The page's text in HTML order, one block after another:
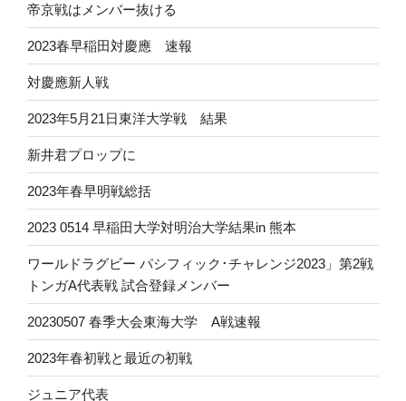
帝京戦はメンバー抜ける
2023春早稲田対慶應 速報
対慶應新人戦
2023年5月21日東洋大学戦 結果
新井君プロップに
2023年春早明戦総括
2023 0514 早稲田大学対明治大学結果in 熊本
ワールドラグビー パシフィック･チャレンジ2023」第2戦
トンガA代表戦 試合登録メンバー
20230507 春季大会東海大学 A戦速報
2023年春初戦と最近の初戦
ジュニア代表